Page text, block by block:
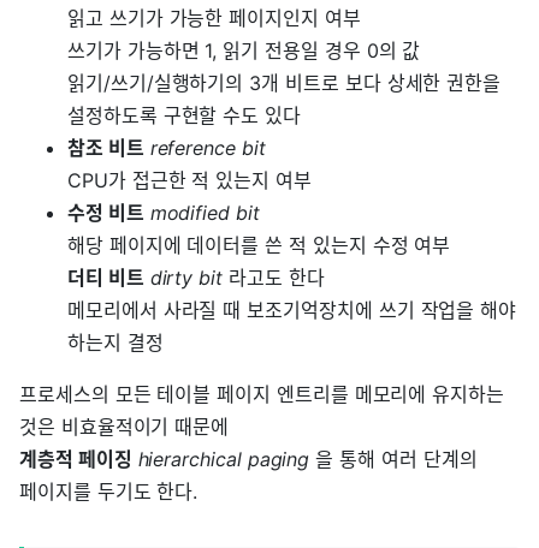
읽고 쓰기가 가능한 페이지인지 여부
쓰기가 가능하면 1, 읽기 전용일 경우 0의 값
읽기/쓰기/실행하기의 3개 비트로 보다 상세한 권한을
설정하도록 구현할 수도 있다
참조 비트 reference bit
CPU가 접근한 적 있는지 여부
수정 비트 modified bit
해당 페이지에 데이터를 쓴 적 있는지 수정 여부
더티 비트 dirty bit 라고도 한다
메모리에서 사라질 때 보조기억장치에 쓰기 작업을 해야
하는지 결정
프로세스의 모든 테이블 페이지 엔트리를 메모리에 유지하는
것은 비효율적이기 때문에
계층적 페이징 hierarchical paging 을 통해 여러 단계의
페이지를 두기도 한다.